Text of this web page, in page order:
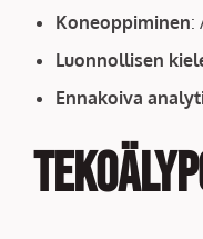
Koneoppiminen:
Luonnollisen
Ennakoiva